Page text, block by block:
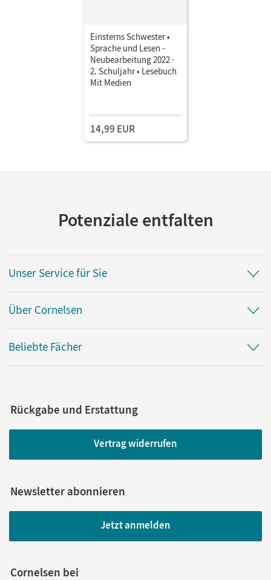
Einsterns Schwester •
Sprache und Lesen -
Neubearbeitung 2022 ·
2. Schuljahr • Lesebuch
Mit Medien
14,99 EUR
Potenziale entfalten
Unser Service für Sie
Über Cornelsen
Beliebte Fächer
Rückgabe und Erstattung
Vertrag widerrufen
Newsletter abonnieren
Jetzt anmelden
Cornelsen bei